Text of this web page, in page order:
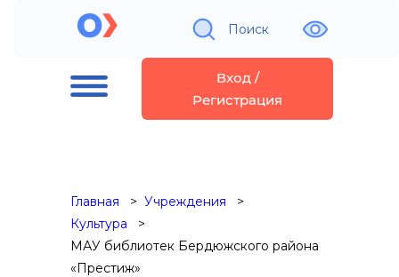
Поиск
Вход /
Регистрация
Главная
Учреждения
Культура
МАУ библиотек Бердюжского района
«Престиж»